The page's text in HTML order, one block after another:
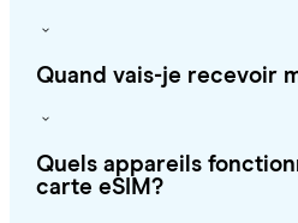
Quand vais-je recevoir
Quels appareils
carte eSIM?